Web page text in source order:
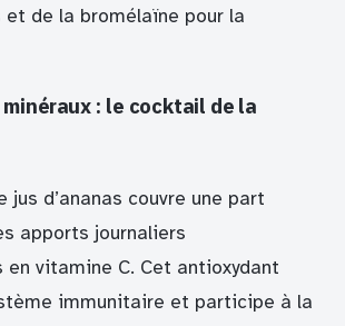
et de la bromélaïne pour la
: le cocktail de la
jus d’ananas couvre une part
apports journaliers
en vitamine C. Cet antioxydant
immunitaire et participe à la